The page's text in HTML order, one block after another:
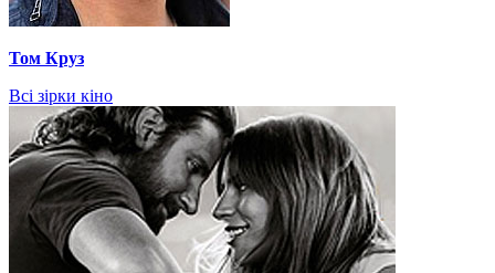
Том Круз
Всі зірки кіно